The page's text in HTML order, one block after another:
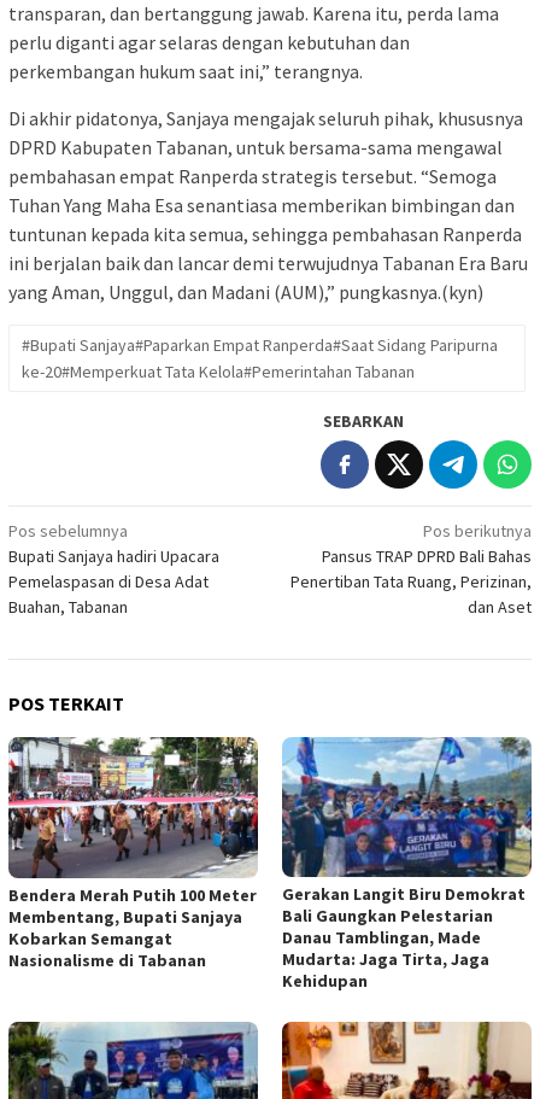
transparan, dan bertanggung jawab. Karena itu, perda lama
perlu diganti agar selaras dengan kebutuhan dan
perkembangan hukum saat ini,” terangnya.
Di akhir pidatonya, Sanjaya mengajak seluruh pihak, khususnya
DPRD Kabupaten Tabanan, untuk bersama-sama mengawal
pembahasan empat Ranperda strategis tersebut. “Semoga
Tuhan Yang Maha Esa senantiasa memberikan bimbingan dan
tuntunan kepada kita semua, sehingga pembahasan Ranperda
ini berjalan baik dan lancar demi terwujudnya Tabanan Era Baru
yang Aman, Unggul, dan Madani (AUM),” pungkasnya.(kyn)
#Bupati Sanjaya#Paparkan Empat Ranperda#Saat Sidang Paripurna
ke-20#Memperkuat Tata Kelola#Pemerintahan Tabanan
SEBARKAN
Navigasi
pos
Pos sebelumnya
Bupati Sanjaya hadiri Upacara
Pemelaspasan di Desa Adat
Buahan, Tabanan
Pos berikutnya
Pansus TRAP DPRD Bali Bahas
Penertiban Tata Ruang, Perizinan,
dan Aset
POS TERKAIT
Bendera Merah Putih 100 Meter
Membentang, Bupati Sanjaya
Kobarkan Semangat
Nasionalisme di Tabanan
Gerakan Langit Biru Demokrat
Bali Gaungkan Pelestarian
Danau Tamblingan, Made
Mudarta: Jaga Tirta, Jaga
Kehidupan